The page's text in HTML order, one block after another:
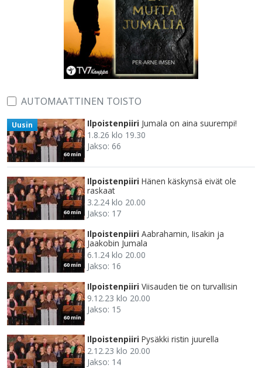
AUTOMAATTINEN TOISTO
60 min
Uusin Ilpoistenpiiri Jumala on aina suurempi!
1.8.26 klo 19.30
Jakso: 66
60 min
Ilpoistenpiiri Hänen käskynsä eivät ole
raskaat
3.2.24 klo 20.00
Jakso: 17
60 min
Ilpoistenpiiri Aabrahamin, Iisakin ja
Jaakobin Jumala
6.1.24 klo 20.00
Jakso: 16
60 min
Ilpoistenpiiri Viisauden tie on turvallisin
9.12.23 klo 20.00
Jakso: 15
Ilpoistenpiiri Pysäkki ristin juurella
2.12.23 klo 20.00
Jakso: 14